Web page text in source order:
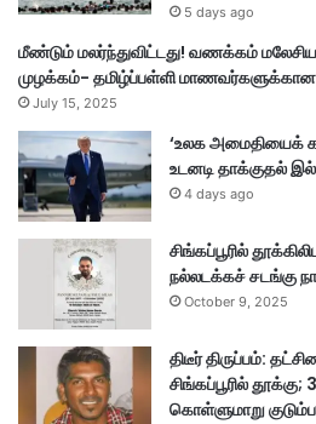
5 days ago
மீண்டும் மலர்ந்துவிட்டது! வணக்கம்
முழக்கம்- தமிழ்ப்பள்ளி மாணவர்களுக்கான
July 15, 2025
‘உலக அமைதியைக்
உடனடி தாக்குதல்
4 days ago
சிங்கப்பூரில்
நல்லடக்கச் சடங்கு
October 9, 2025
திடீர் திருப்பம்:
சிங்கப்பூரில்
கொள்ளுமாறு